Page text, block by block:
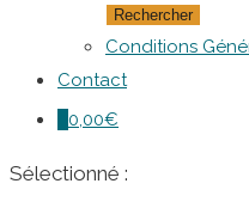
Rechercher
Conditions
Contact
0,00€
Sélectionné :